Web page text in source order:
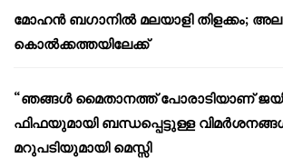
മോഹൻ ബഗാനിൽ മലയാളി തിളക്കം;
കൊൽക്കത്തയിലേക്ക്
“ഞങ്ങൾ മൈതാനത്ത് പോരാടിയാണ്
ഫിഫയുമായി ബന്ധപ്പെട്ടുള്ള
മറുപടിയുമായി മെസ്സി